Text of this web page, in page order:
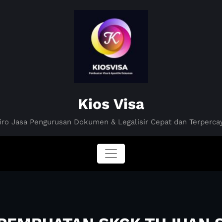
Kios Visa
Jasa Pengurusan Dokumen & Legalisir Cepat dan